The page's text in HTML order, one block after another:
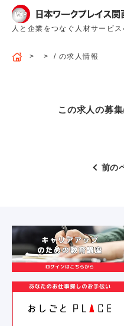
人と企業をつなぐ人材サービス
会
求人を探す
お気軽
/ の求人情報
この求人の募集
前の